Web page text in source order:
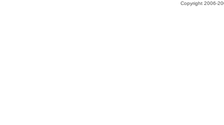
Copyright 2006-